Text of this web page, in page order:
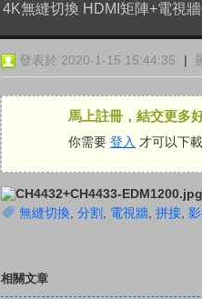
4K無縫切換 HDMI矩陣+電視
發表於 2020-1-15 15:44:35 |
馬上註冊，結交更多
你需要 登入 才可以下
無縫切換 分割 電視牆 拼接
相關文章